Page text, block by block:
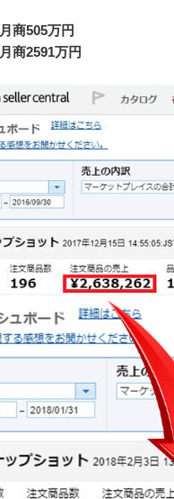
月商505万円
月商2591万円